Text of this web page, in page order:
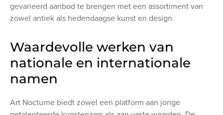
gevarieerd aanbod te brengen met een assortiment van
zowel antiek als hedendaagse kunst en design.
Waardevolle werken van
nationale en internationale
namen
Art Nocturne biedt zowel een platform aan jonge